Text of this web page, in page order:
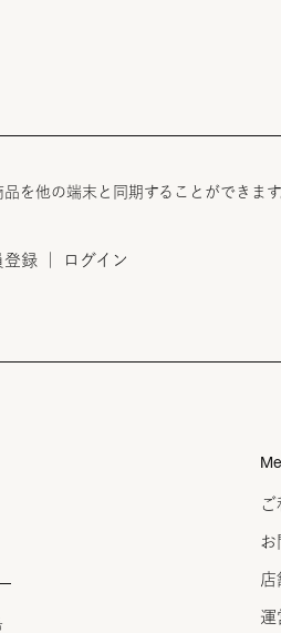
を他の端末と同期することができます
登録 ログイン
ご
お
店
運